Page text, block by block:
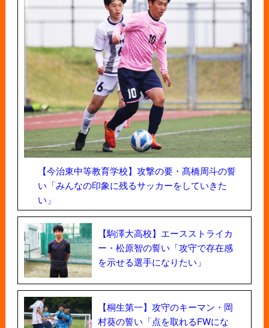
【今治東中等教育学校】攻撃の要・髙橋周斗の誓
い「みんなの印象に残るサッカーをしていきた
い」
【駒澤大高校】エースストライカ
ー・松原智の誓い「攻守で存在感
を示せる選手になりたい」
【桐生第一】攻守のキーマン・岡
村葵の誓い「点を取れるFWにな